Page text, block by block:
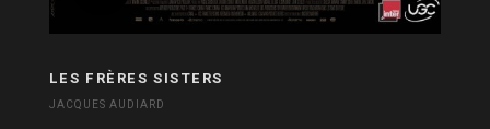
LES FRÈRES SISTERS
JACQUES AUDIARD